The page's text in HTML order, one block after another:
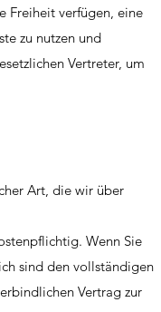
Freiheit verfügen, eine
zu nutzen und
Vertreter, um
Art, die wir über
Wenn Sie
sind den vollständigen
Vertrag zur